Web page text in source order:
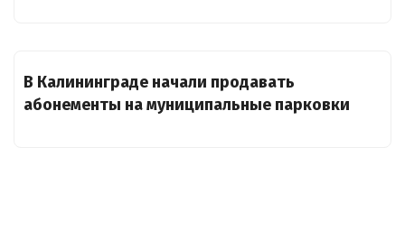
В Калининграде начали продавать
абонементы на муниципальные парковки